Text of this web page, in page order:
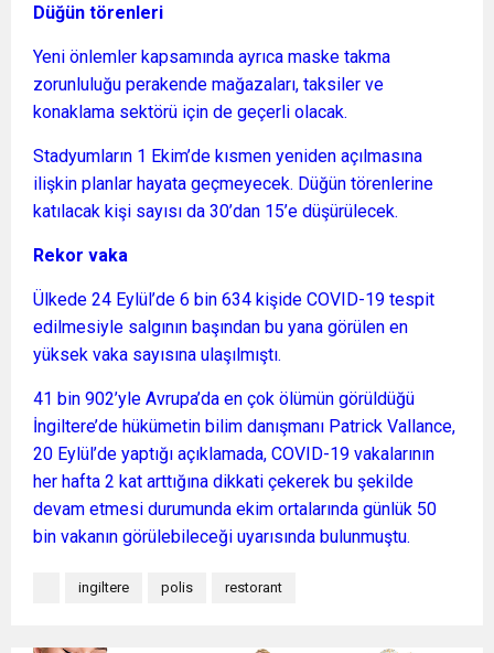
Düğün törenleri
Yeni önlemler kapsamında ayrıca maske takma
zorunluluğu perakende mağazaları, taksiler ve
konaklama sektörü için de geçerli olacak.
Stadyumların 1 Ekim’de kısmen yeniden açılmasına
ilişkin planlar hayata geçmeyecek. Düğün törenlerine
katılacak kişi sayısı da 30’dan 15’e düşürülecek.
Rekor vaka
Ülkede 24 Eylül’de 6 bin 634 kişide COVID-19 tespit
edilmesiyle salgının başından bu yana görülen en
yüksek vaka sayısına ulaşılmıştı.
41 bin 902’yle Avrupa’da en çok ölümün görüldüğü
İngiltere’de hükümetin bilim danışmanı Patrick Vallance,
20 Eylül’de yaptığı açıklamada, COVID-19 vakalarının
her hafta 2 kat arttığına dikkati çekerek bu şekilde
devam etmesi durumunda ekim ortalarında günlük 50
bin vakanın görülebileceği uyarısında bulunmuştu.
ingiltere polis restorant